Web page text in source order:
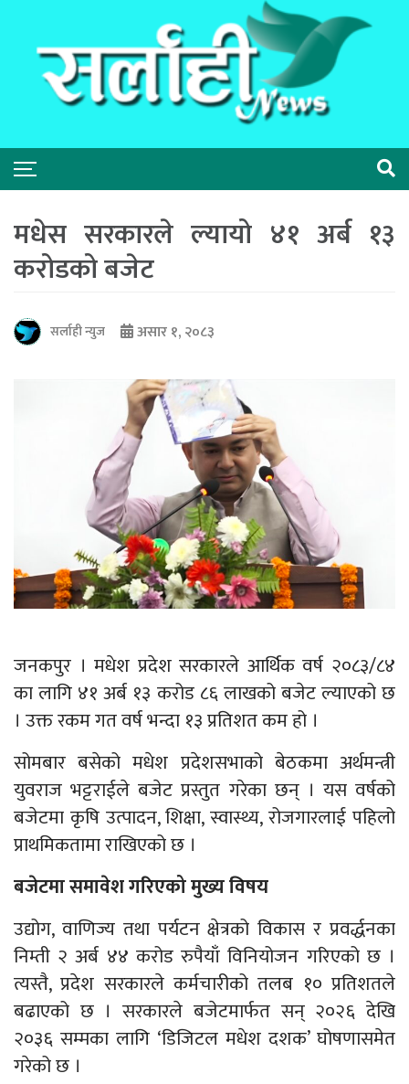
मधेस सरकारले ल्यायो ४१ अर्ब ‍‍१३
करोडको बजेट
सर्लाही न्युज असार १, २०८३
जनकपुर । मधेश प्रदेश सरकारले आर्थिक वर्ष २०८३/८४
का लागि ४१ अर्ब १३ करोड ८६ लाखको बजेट ल्याएको छ
। उक्त रकम गत वर्ष भन्दा १३ प्रतिशत कम हो ।
सोमबार बसेको मधेश प्रदेशसभाको बेठकमा अर्थमन्त्री
युवराज भट्टराईले बजेट प्रस्तुत गरेका छन् । यस वर्षको
बजेटमा कृषि उत्पादन, शिक्षा, स्वास्थ्य, रोजगारलाई पहिलो
प्राथमिकतामा राखिएको छ ।
बजेटमा समावेश गरिएको मुख्य विषय
उद्योग, वाणिज्य तथा पर्यटन क्षेत्रको विकास र प्रवर्द्धनका
निम्ती २ अर्ब ४४ करोड रुपैयाँ विनियोजन गरिएको छ ।
त्यस्तै, प्रदेश सरकारले कर्मचारीको तलब १० प्रतिशतले
बढाएको छ । सरकारले बजेटमार्फत सन् २०२६ देखि
२०३६ सम्मका लागि ‘डिजिटल मधेश दशक’ घोषणासमेत
गरेको छ ।